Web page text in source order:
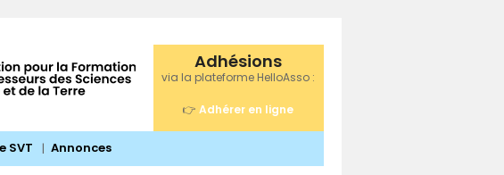
Adhésions
via la plateforme HelloAsso :
👉Adhérer en ligne
SVT Annonces